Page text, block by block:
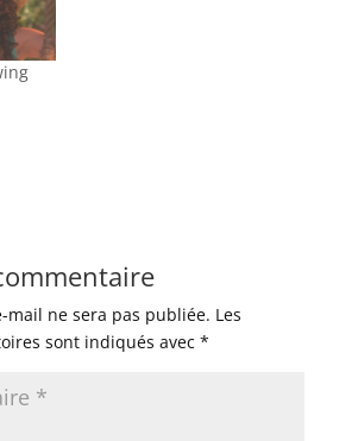
mail ne sera pas publiée. Les
sont indiqués avec *